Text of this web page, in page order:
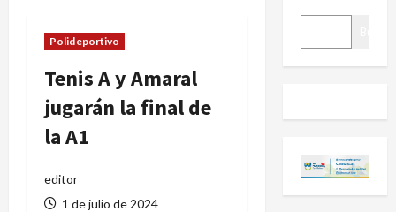
Polideportivo
Tenis A y Amaral
jugarán la final de
la A1
editor
1 de julio de 2024